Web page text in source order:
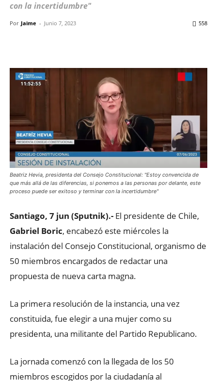
con la incertidumbre"
Por Jaime - Junio 7, 2023 558
Beatriz Hevia, presidenta del Consejo Constitucional: "Estoy convencida de
que más allá de las diferencias, si ponemos a las personas por delante, este
proceso puede ser exitoso y terminar con la incertidumbre"
Santiago, 7 jun (Sputnik).- El presidente de Chile,
Gabriel Boric, encabezó este miércoles la
instalación del Consejo Constitucional, organismo de
50 miembros encargados de redactar una
propuesta de nueva carta magna.
La primera resolución de la instancia, una vez
constituida, fue elegir a una mujer como su
presidenta, una militante del Partido Republicano.
La jornada comenzó con la llegada de los 50
miembros escogidos por la ciudadanía al